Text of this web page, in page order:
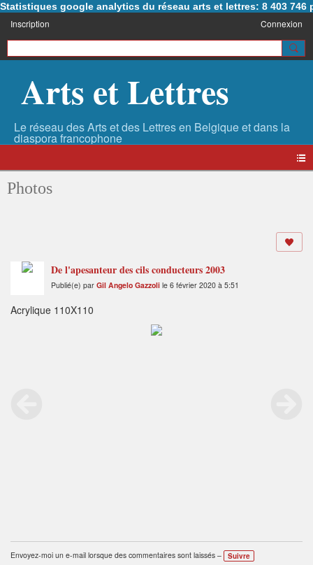
Statistiques google analytics du réseau arts et lettres: 8 403 746
Inscription Connexion
Arts et Lettres
Photos
De l'apesanteur des cils conducteurs 2003
Publié(e) par Gil Angelo Gazzoli le 6 février 2020 à 5:51
Acrylique 110X110
Envoyez-moi un e-mail lorsque des commentaires sont laissés – Suivre